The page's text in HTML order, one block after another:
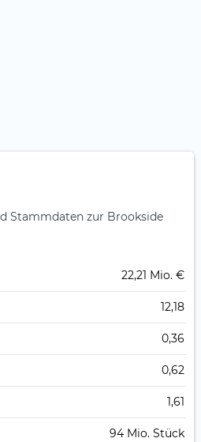
Stammdaten zur Brookside
22,21 Mio. €
12,18
0,36
0,62
1,61
94 Mio. Stück